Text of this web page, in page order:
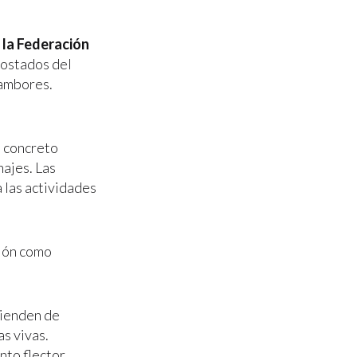
Federación
del
concreto
Las
las actividades
como
de
vivas.